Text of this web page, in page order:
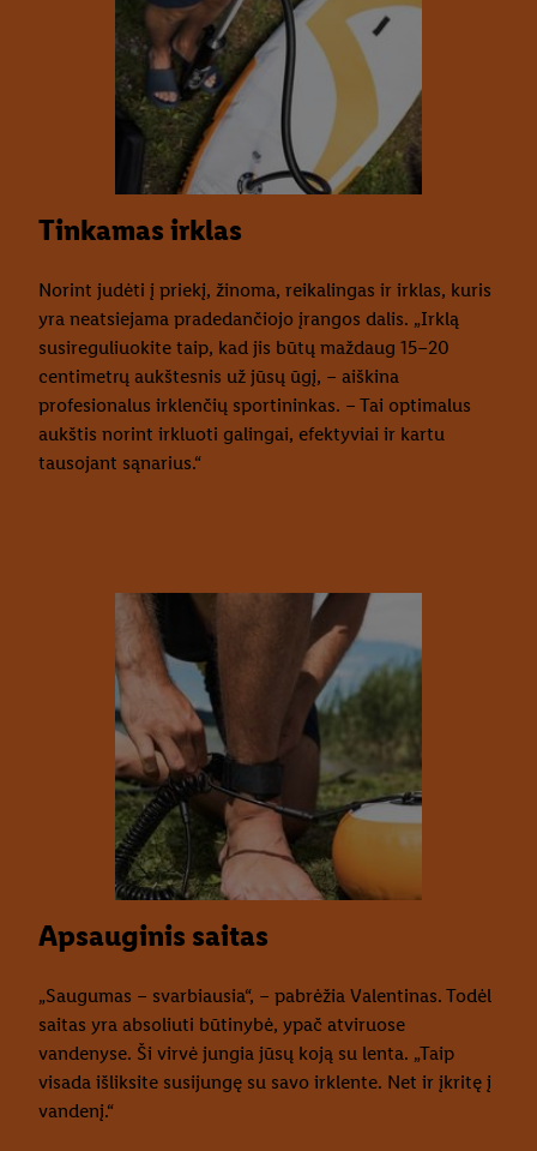
Tinkamas irklas
Norint judėti į priekį, žinoma, reikalingas ir irklas, kuris
yra neatsiejama pradedančiojo įrangos dalis. „Irklą
susireguliuokite taip, kad jis būtų maždaug 15–20
centimetrų aukštesnis už jūsų ūgį, – aiškina
profesionalus irklenčių sportininkas. – Tai optimalus
aukštis norint irkluoti galingai, efektyviai ir kartu
tausojant sąnarius.“
Apsauginis saitas
„Saugumas – svarbiausia“, – pabrėžia Valentinas. Todėl
saitas yra absoliuti būtinybė, ypač atviruose
vandenyse. Ši virvė jungia jūsų koją su lenta. „Taip
visada išliksite susijungę su savo irklente. Net ir įkritę į
vandenį.“